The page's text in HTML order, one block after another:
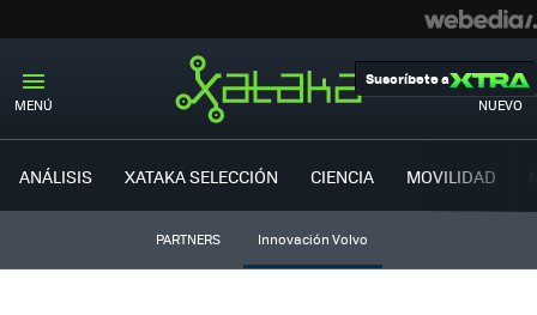
MENÚ NUEVO
Suscríbete a
ANÁLISIS XATAKA SELECCIÓN CIENCIA MOVILIDAD
PARTNERS Innovación Volvo